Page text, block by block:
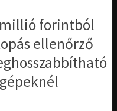
millió forintból
ellenőrző